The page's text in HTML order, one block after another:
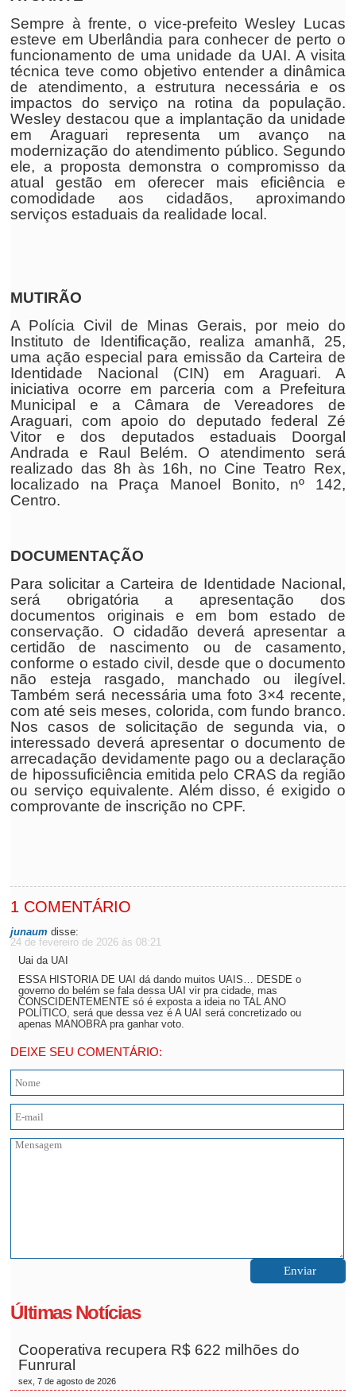
Sempre à frente, o vice-prefeito Wesley Lucas
esteve em Uberlândia para conhecer de perto o
funcionamento de uma unidade da UAI. A visita
técnica teve como objetivo entender a dinâmica
de atendimento, a estrutura necessária e os
impactos do serviço na rotina da população.
Wesley destacou que a implantação da unidade
em Araguari representa um avanço na
modernização do atendimento público. Segundo
ele, a proposta demonstra o compromisso da
atual gestão em oferecer mais eficiência e
comodidade aos cidadãos, aproximando
serviços estaduais da realidade local.
MUTIRÃO
A Polícia Civil de Minas Gerais, por meio do
Instituto de Identificação, realiza amanhã, 25,
uma ação especial para emissão da Carteira de
Identidade Nacional (CIN) em Araguari. A
iniciativa ocorre em parceria com a Prefeitura
Municipal e a Câmara de Vereadores de
Araguari, com apoio do deputado federal Zé
Vitor e dos deputados estaduais Doorgal
Andrada e Raul Belém. O atendimento será
realizado das 8h às 16h, no Cine Teatro Rex,
localizado na Praça Manoel Bonito, nº 142,
Centro.
DOCUMENTAÇÃO
Para solicitar a Carteira de Identidade Nacional,
será obrigatória a apresentação dos
documentos originais e em bom estado de
conservação. O cidadão deverá apresentar a
certidão de nascimento ou de casamento,
conforme o estado civil, desde que o documento
não esteja rasgado, manchado ou ilegível.
Também será necessária uma foto 3×4 recente,
com até seis meses, colorida, com fundo branco.
Nos casos de solicitação de segunda via, o
interessado deverá apresentar o documento de
arrecadação devidamente pago ou a declaração
de hipossuficiência emitida pelo CRAS da região
ou serviço equivalente. Além disso, é exigido o
comprovante de inscrição no CPF.
1 COMENTÁRIO
junaum disse:
24 de fevereiro de 2026 às 08:21
Uai da UAI
ESSA HISTORIA DE UAI dá dando muitos UAIS… DESDE o
governo do belém se fala dessa UAI vir pra cidade, mas
CONSCIDENTEMENTE só é exposta a ideia no TAL ANO
POLÍTICO, será que dessa vez é A UAI será concretizado ou
apenas MANOBRA pra ganhar voto.
DEIXE SEU COMENTÁRIO:
Últimas Notícias
Cooperativa recupera R$ 622 milhões do
Funrural
sex, 7 de agosto de 2026